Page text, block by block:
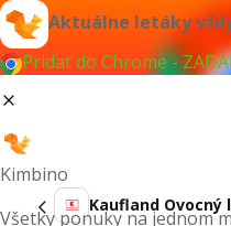
Aktuálne letáky
Pridať do Chrome -
Kimbino
Všetky ponuky na jednom
Kaufland Ovocný